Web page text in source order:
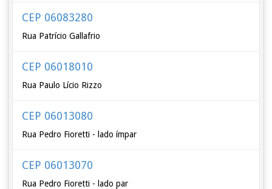
CEP 06083280
Rua Patrício Gallafrio
CEP 06018010
Rua Paulo Lício Rizzo
CEP 06013080
Rua Pedro Fioretti - lado ímpar
CEP 06013070
Rua Pedro Fioretti - lado par